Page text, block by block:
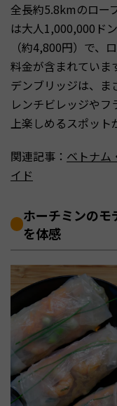
全長約5.8kmのロー
は大人1,000,000ド
（約4,800円）で、
料金が含まれていま
デンブリッジは、ま
レンチビレッジや
上楽しめるスポット
関連記事： ベトナム
イド
ホーチミンのモ
を体感